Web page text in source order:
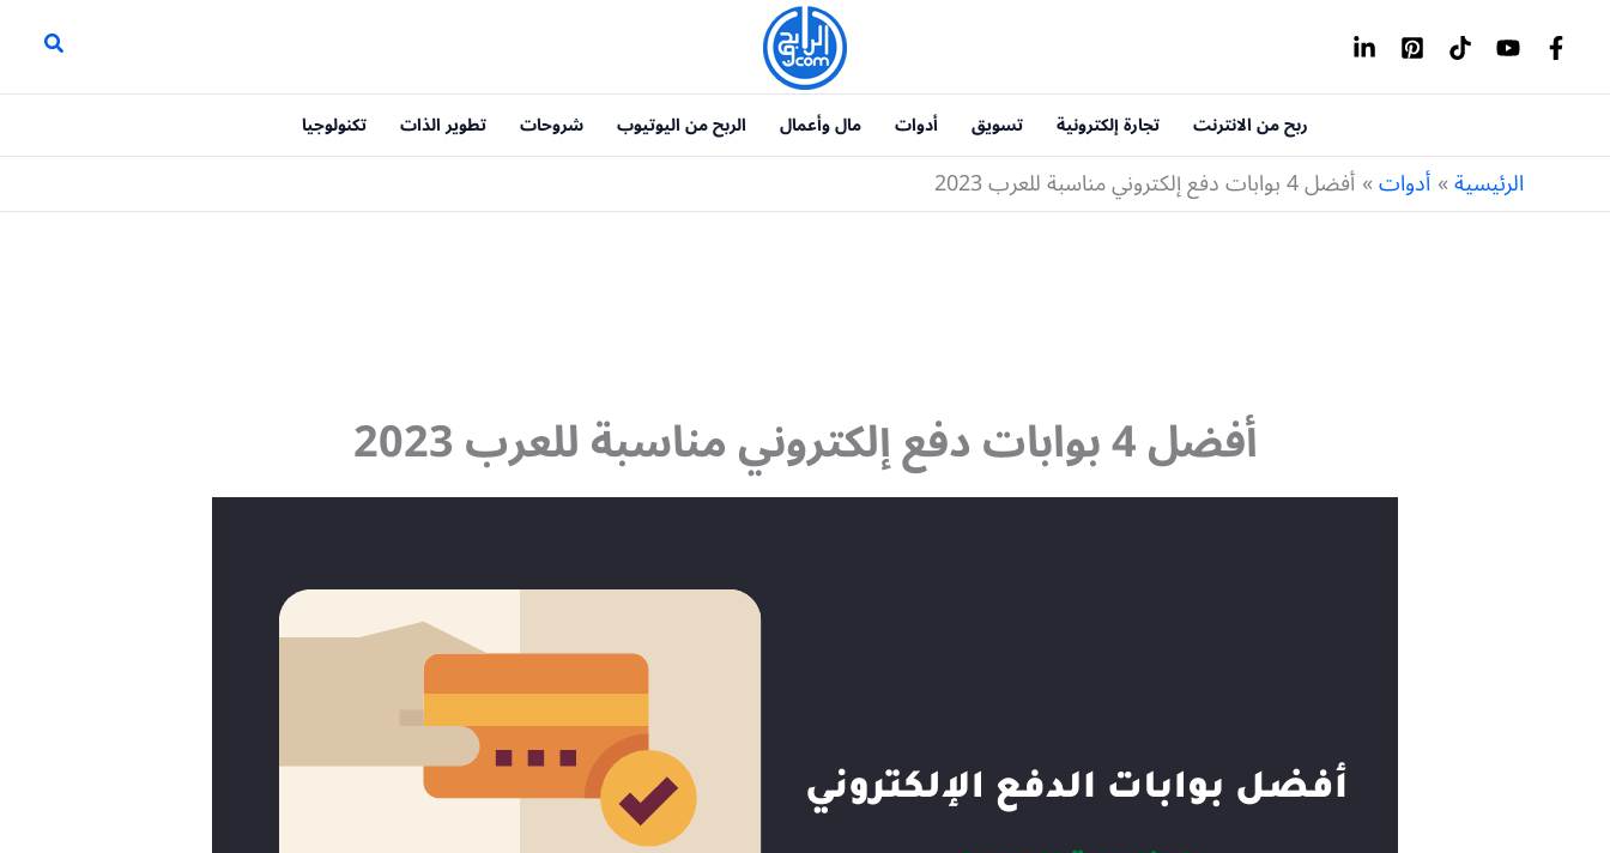
المحتوى
ربح من الانترنت تجارة إلكترونية تسويق أدوات مال وأعمال الربح من اليوتيوب شروحات تطوير الذات تكنولوجيا
الرئيسية أدوات أفضل 4 بوابات دفع إلكتروني مناسبة للعرب 2023
أفضل 4 بوابات دفع إلكتروني مناسبة للعرب 2023